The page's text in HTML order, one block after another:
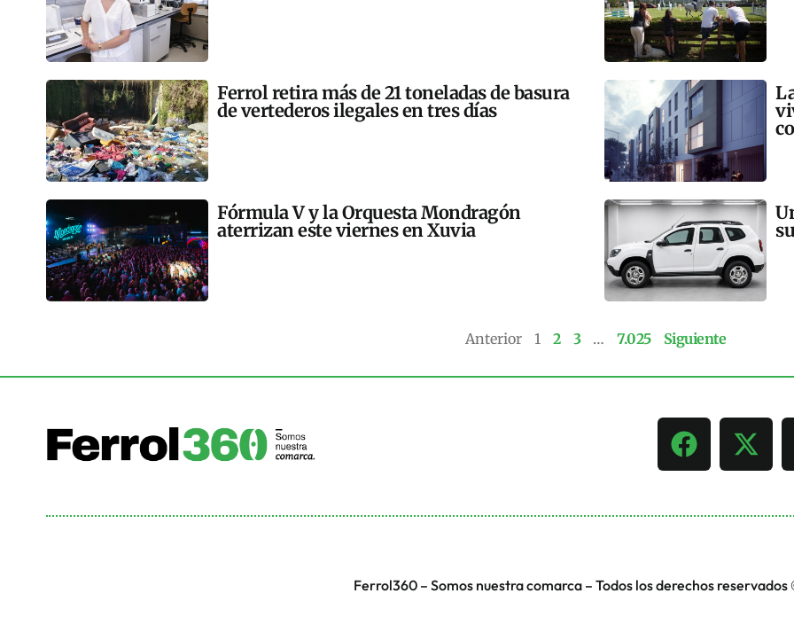
Ferrol retira más de 21 toneladas de basura
de vertederos ilegales en tres días
Fórmula V y la Orquesta Mondragón
aterrizan este viernes en Xuvia
Anterior 1 2 3 … 7.025 Siguiente
Ferrol360 – Somos nuestra comarca – Todos los derechos